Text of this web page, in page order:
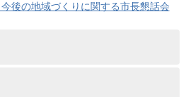
後の地域づくりに関する市長懇話会